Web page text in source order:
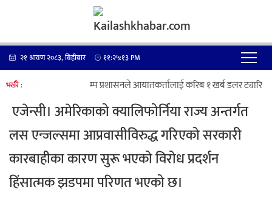
२१ श्रावण २०८३, बिहीबार ११:२५:१३PM
भर्खरै : ट्रम्प प्रशासनले आयातकर्तालाई करिब १ खर्ब डलर
एजेन्सी। अमेरिकाको क्यालिफोर्निया राज्य अन्तर्गत
लस एन्जल्समा आप्रवासीविरुद्ध गरिएको सरकारी
कारबाहीका कारण सुरू भएको विरोध प्रदर्शन
हिंसात्मक झडपमा परिणत भएको छ।